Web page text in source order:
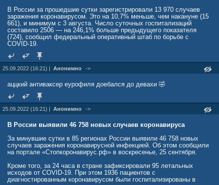
В России за прошедшие сутки зарегистрировали 13 970 случаев
заражения коронавирусом. Это на 10,7% меньше, чем накануне (15
661), и минимум с 3 августа. Число суточных госпитализаций
составило 2506 — на 246,1% больше предыдущего показателя
(724), сообщил федеральный оперативный штаб по борьбе с
COVID-19.
25.09.2022 (16:21) | Анонимно ->
аццкий антиваксер еурофиля доебался до девахи 🤣
25.09.2022 (16:21) | Анонимно ->
В России выявили 46 758 новых случаев коронавируса
За минувшие сутки в 85 регионах России выявили 46 758 новых
случаев заражения коронавирусной инфекцией. Об этом сообщили
на портале «Cтопкоронавирус.рф» в воскресенье, 25 сентября.
Кроме того, за 24 часа в стране зафиксировали 95 летальных
исходов от COVID-19. При этом 1936 пациентов с
диагностированным коронавирусом были госпитализированы в